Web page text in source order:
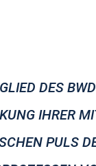
DES
IHRER
PULS